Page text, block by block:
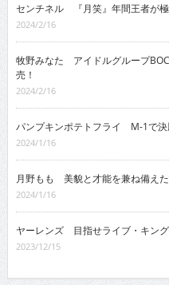
センチネル 『月笑』年間王者が
2024/2/16
牧野みなた アイドルグループ
売！
2024/2/16
パンプキンポテトフライ M-1で決
2024/1/16
月野もも 美貌と才能を兼ね備えた
2024/1/16
ヤーレンズ 目指せライブ・キン
2023/12/15